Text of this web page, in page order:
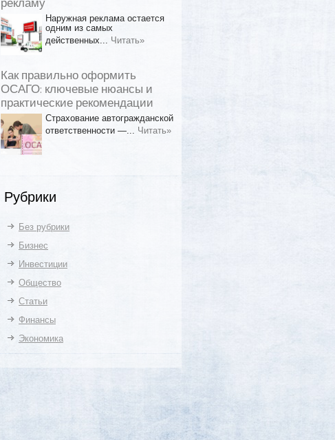
рекламу
Наружная реклама остается
одним из самых
действенных... Читать»
Как правильно оформить
ОСАГО: ключевые нюансы и
практические рекомендации
Страхование автогражданской
ответственности —... Читать»
Рубрики
Без рубрики
Бизнес
Инвестиции
Общество
Статьи
Финансы
Экономика